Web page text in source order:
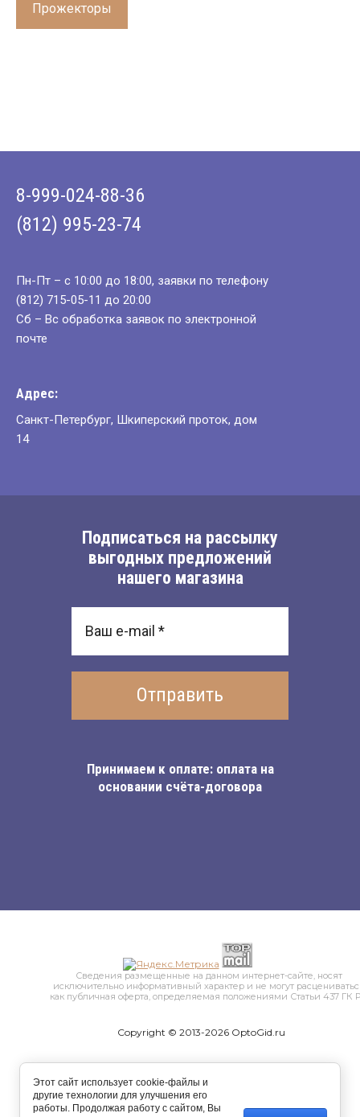
Прожекторы
Подписаться на рассылку
выгодных предложений
нашего магазина
Отправить
Принимаем к оплате: оплата на
основании счёта-договора
8-999-024-88-36
(812) 995-23-74
Пн-Пт – с 10:00 до 18:00, заявки по телефону
(812) 715-05-11 до 20:00
Сб – Вс обработка заявок по электронной
почте
Адрес:
Санкт-Петербург, Шкиперский проток, дом
14
Copyright © 2013-2026 OptoGid.ru
Сведения размещенные на данном интернет-сайте, носят
исключительно информативный характер и не могут
как публичная оферта, определяемая положениями Статьи 437 ГК
Этот сайт использует cookie-файлы и
другие технологии для улучшения его
работы. Продолжая работу с сайтом, Вы